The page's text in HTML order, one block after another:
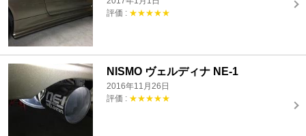
評価 : ★★★★★
NISMO ヴェルディナ NE-1
2016年11月26日
評価 : ★★★★★